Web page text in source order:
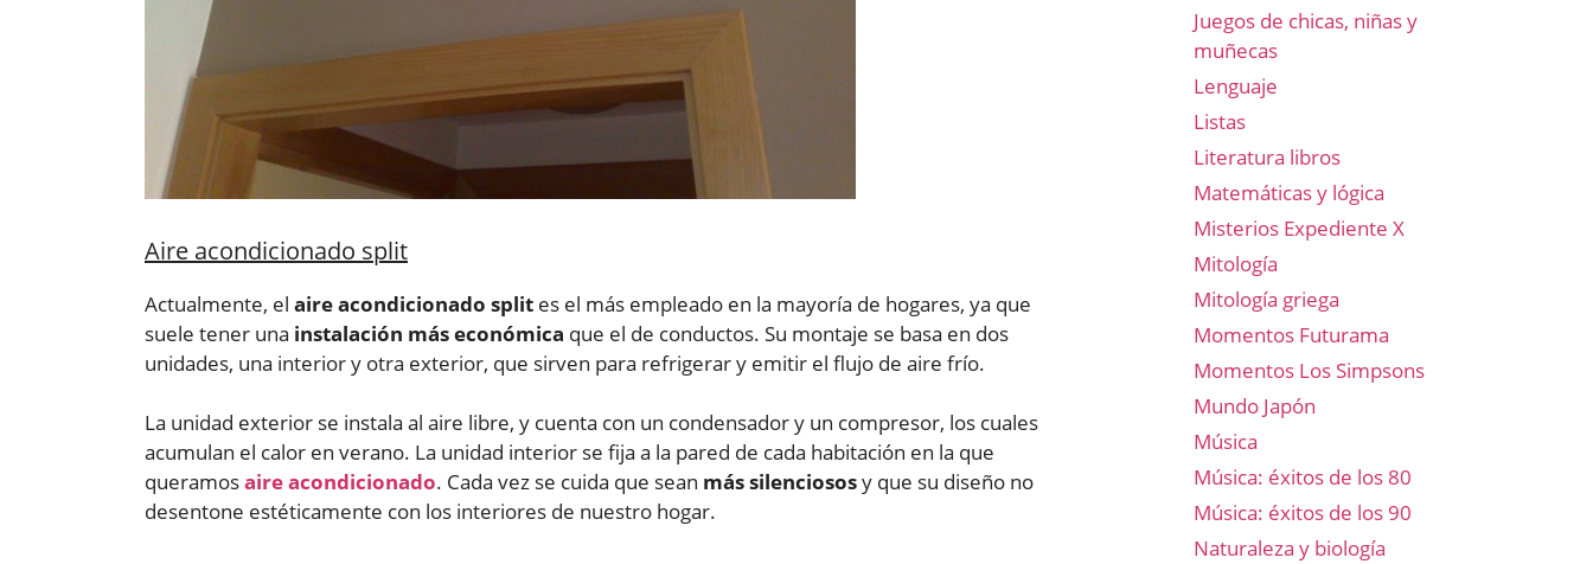
Aire acondicionado split
Actualmente, el aire acondicionado split es el más empleado en la mayoría de hogares, ya que
suele tener una instalación más económica que el de conductos. Su montaje se basa en dos
unidades, una interior y otra exterior, que sirven para refrigerar y emitir el flujo de aire frío.
La unidad exterior se instala al aire libre, y cuenta con un condensador y un compresor, los cuales
acumulan el calor en verano. La unidad interior se fija a la pared de cada habitación en la que
queramosaire acondicionado. Cada vez se cuida que sean más silenciososy que su diseño no
desentone estéticamente con los interiores de nuestro hogar.
Juegos de chicas, niñas y
muñecas
Lenguaje
Listas
Literatura libros
Matemáticas y lógica
Misterios Expediente X
Mitología
Mitología griega
Momentos Futurama
Momentos Los Simpsons
Mundo Japón
Música
Música: éxitos de los 80
Música: éxitos de los 90
Naturaleza y biología